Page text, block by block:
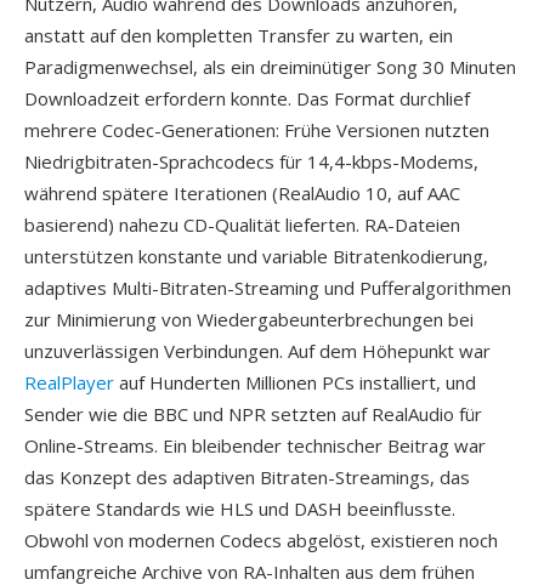
anstatt auf den kompletten Transfer zu warten, ein
Paradigmenwechsel, als ein dreiminütiger Song 30 Minuten
Downloadzeit erfordern konnte. Das Format durchlief
mehrere Codec-Generationen: Frühe Versionen nutzten
Niedrigbitraten-Sprachcodecs für 14,4-kbps-Modems,
während spätere Iterationen (RealAudio 10, auf AAC
basierend) nahezu CD-Qualität lieferten. RA-Dateien
unterstützen konstante und variable Bitratenkodierung,
adaptives Multi-Bitraten-Streaming und Pufferalgorithmen
zur Minimierung von Wiedergabeunterbrechungen bei
unzuverlässigen Verbindungen. Auf dem Höhepunkt war
RealPlayer auf Hunderten Millionen PCs installiert, und
Sender wie die BBC und NPR setzten auf RealAudio für
Online-Streams. Ein bleibender technischer Beitrag war
das Konzept des adaptiven Bitraten-Streamings, das
spätere Standards wie HLS und DASH beeinflusste.
Obwohl von modernen Codecs abgelöst, existieren noch
umfangreiche Archive von RA-Inhalten aus dem frühen